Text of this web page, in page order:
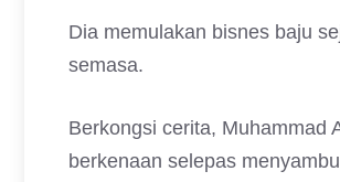
Dia memulakan bisnes baju
semasa.
Berkongsi cerita, Muhammad
berkenaan selepas